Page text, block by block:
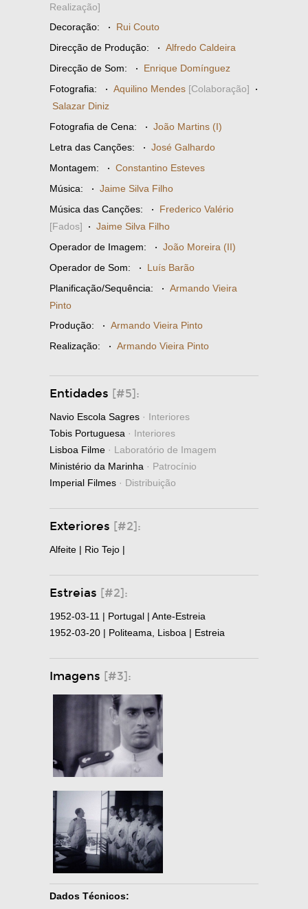
Realização]
Decoração: · Rui Couto
Direcção de Produção: · Alfredo Caldeira
Direcção de Som: · Enrique Domínguez
Fotografia: · Aquilino Mendes [Colaboração] ·
Salazar Diniz
Fotografia de Cena: · João Martins (I)
Letra das Canções: · José Galhardo
Montagem: · Constantino Esteves
Música: · Jaime Silva Filho
Música das Canções: · Frederico Valério
[Fados] · Jaime Silva Filho
Operador de Imagem: · João Moreira (II)
Operador de Som: · Luís Barão
Planificação/Sequência: · Armando Vieira
Pinto
Produção: · Armando Vieira Pinto
Realização: · Armando Vieira Pinto
Entidades [#5]:
Navio Escola Sagres · Interiores
Tobis Portuguesa · Interiores
Lisboa Filme · Laboratório de Imagem
Ministério da Marinha · Patrocínio
Imperial Filmes · Distribuição
Exteriores [#2]:
Alfeite | Rio Tejo |
Estreias [#2]:
1952-03-11 | Portugal | Ante-Estreia
1952-03-20 | Politeama, Lisboa | Estreia
Imagens [#3]:
Dados Técnicos: